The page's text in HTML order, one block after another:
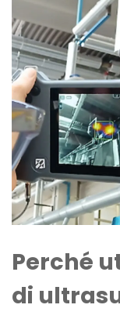
Perché
di